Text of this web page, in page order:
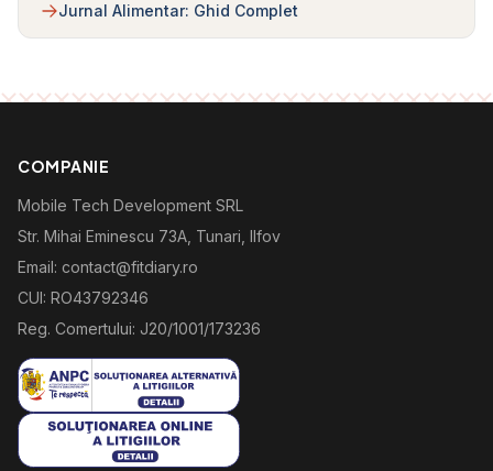
Jurnal Alimentar: Ghid Complet
COMPANIE
Mobile Tech Development SRL
Str. Mihai Eminescu 73A, Tunari, Ilfov
Email: contact@fitdiary.ro
CUI: RO43792346
Reg. Comertului: J20/1001/173236